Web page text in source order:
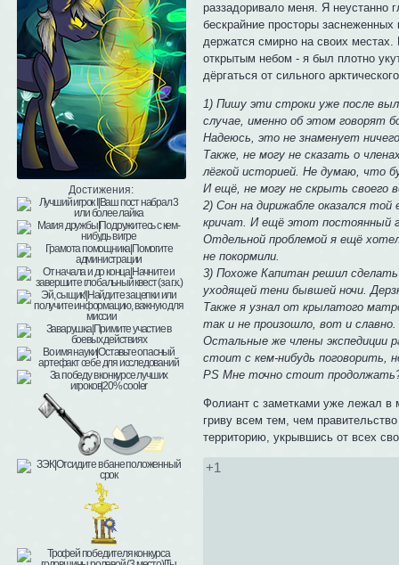
Достижения:
раззадоривало меня. Я неустанно
бескрайние просторы
держатся смирно на своих
открытым небом - я был плотно
дёргаться от сильного
1) Пишу эти строки уже после
случае, именно об этом говорят
Надеюсь, это не знаменует
Также, не могу не сказать о
лёгкой историей. Не думаю, что
И ещё, не могу не скрыть своего
2) Сон на дирижабле оказался
кричат. И ещё этот постоянный
Отдельной проблемой я ещё
не покормили.
3) Похоже Капитан решил
уходящей тени бывшей ночи.
Также я узнал от крылатого
так и не произошло, вот и славно.
Остальные же члены экспедиции
стоит с кем-нибудь поговорить,
PS Мне точно стоит
Фолиант с заметками уже лежал в
гриву всем тем, чем
территорию, укрывшись от всех
+1